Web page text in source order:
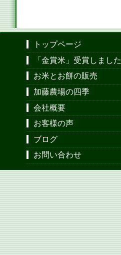
トップページ
「金賞米」受賞しました
お米とお餅の販売
加藤農場の四季
会社概要
お客様の声
ブログ
お問い合わせ